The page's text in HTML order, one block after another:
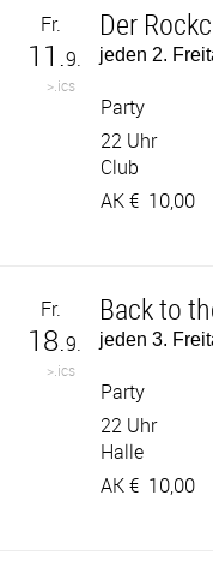
Fr.
11.9.
>.ics
Der
jeden 2.
Party
22 Uhr
Club
AK € 10,00
Fr.
18.9.
>.ics
Back to
jeden 3.
Party
22 Uhr
Halle
AK € 10,00